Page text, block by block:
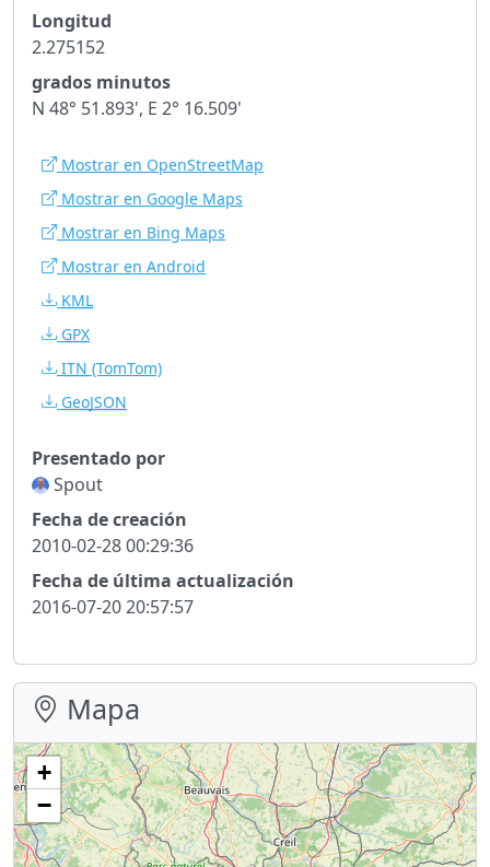
Longitud
2.275152
grados minutos
N 48° 51.893', E 2° 16.509'
Mostrar en OpenStreetMap
Mostrar en Google Maps
Mostrar en Bing Maps
Mostrar en Android
KML
GPX
ITN (TomTom)
GeoJSON
Presentado por
Spout
Fecha de creación
2010-02-28 00:29:36
Fecha de última actualización
2016-07-20 20:57:57
Mapa
+
−